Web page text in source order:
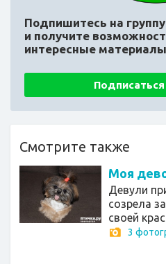
Подпишитесь на
и получите
интересные
Подписаться
Смотрите также
Моя
Девули
созрела
своей
3